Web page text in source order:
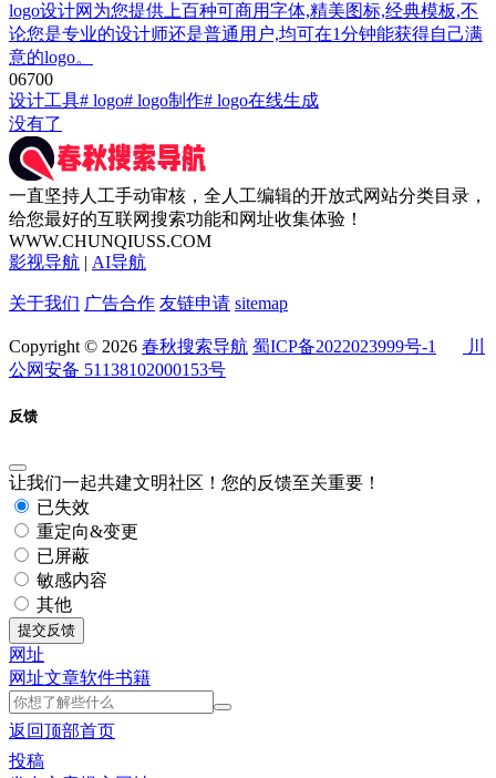
logo设计网为您提供上百种可商用字体,精美图标,经典模板,不
论您是专业的设计师还是普通用户,均可在1分钟能获得自己满
意的logo。
06700
设计工具# logo# logo制作# logo在线生成
没有了
一直坚持人工手动审核，全人工编辑的开放式网站分类目录，
给您最好的互联网搜索功能和网址收集体验！
WWW.CHUNQIUSS.COM
影视导航 | AI导航
关于我们 广告合作 友链申请 sitemap
Copyright © 2026 春秋搜索导航 蜀ICP备2022023999号-1
川
公网安备 51138102000153号
反馈
让我们一起共建文明社区！您的反馈至关重要！
已失效
重定向&变更
已屏蔽
敏感内容
其他
提交反馈
网址
网址文章软件书籍
返回顶部首页
投稿